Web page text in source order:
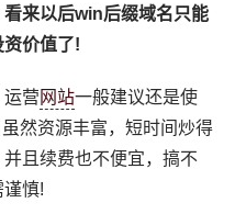
来以后win后缀域名只能
价值了!
运营 网站一般建议还是使
然资源丰富，短时间炒得
且续费也不便宜，搞不
慎!